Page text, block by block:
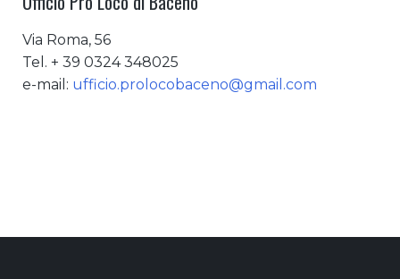
Via Roma, 56
Tel. + 39 0324 348025
e-mail: ufficio.prolocobaceno@gmail.com